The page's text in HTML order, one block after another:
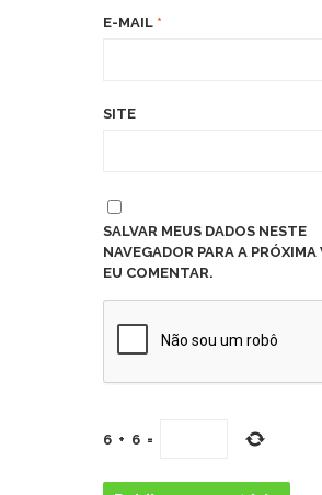
E-MAIL *
SITE
SALVAR MEUS DADOS NESTE
NAVEGADOR PARA A PRÓXIMA
EU COMENTAR.
6 + 6 =